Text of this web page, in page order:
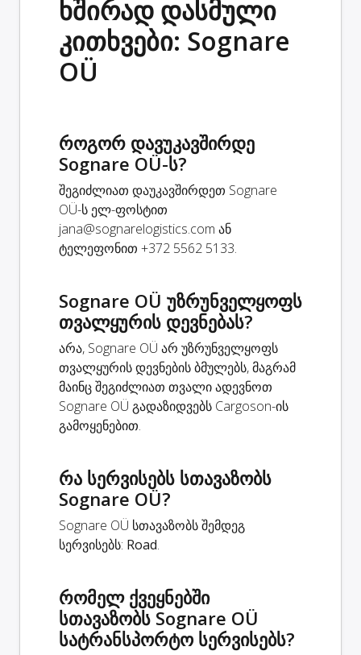
ხშირად დასმული
კითხვები: Sognare
OÜ
როგორ დავუკავშირდე
Sognare OÜ-ს?
შეგიძლიათ დაუკავშირდეთ Sognare
OÜ-ს ელ-ფოსტით
jana@sognarelogistics.com ან
ტელეფონით +372 5562 5133.
Sognare OÜ უზრუნველყოფს
თვალყურის დევნებას?
არა, Sognare OÜ არ უზრუნველყოფს
თვალყურის დევნების ბმულებს, მაგრამ
მაინც შეგიძლიათ თვალი ადევნოთ
Sognare OÜ გადაზიდვებს Cargoson-ის
გამოყენებით.
რა სერვისებს სთავაზობს
Sognare OÜ?
Sognare OÜ სთავაზობს შემდეგ
სერვისებს: Road.
რომელ ქვეყნებში
სთავაზობს Sognare OÜ
სატრანსპორტო სერვისებს?